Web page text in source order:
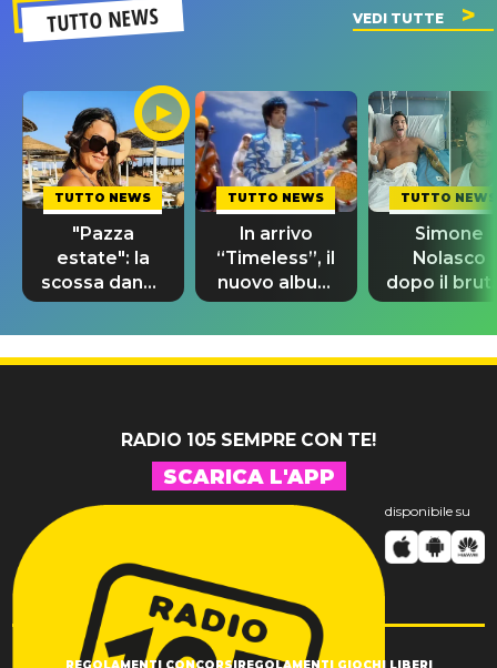
TUTTO NEWS VEDI TUTTE
TUTTO NEWS
"Pazza
estate": la
scossa dance
di Sara
Tommasi
TUTTO NEWS
In arrivo
“Timeless”, il
nuovo album
di Prince con
10 brani
inediti
TUTTO NEWS
Simone
Nolasco
dopo il
incidente:
"Sono così
grato alla
RADIO 105 SEMPRE CON TE!
SCARICA L'APP
disponibile su
REGOLAMENTI CONCORSIREGOLAMENTI GIOCHI LIBERI